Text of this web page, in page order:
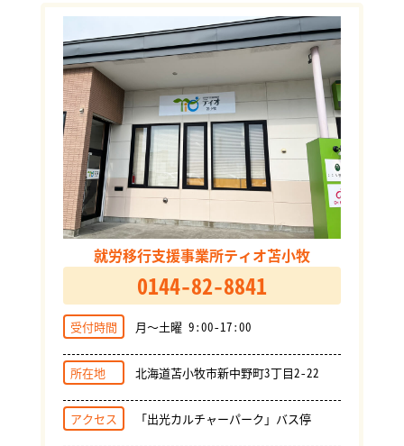
就労移行支援事業所ティオ苫小牧
0144-82-8841
受付時間 月～土曜 9:00-17:00
所在地 北海道苫小牧市新中野町3丁目2-22
アクセス 「出光カルチャーパーク」バス停